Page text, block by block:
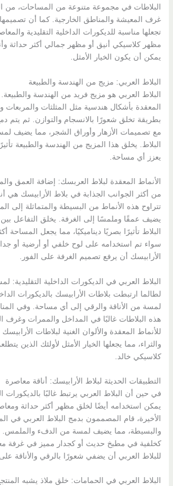
البلاطات في مجموعة متنوعة من المساحات، من
غرف المعيشة والمناطق الخارجية. كما أن تصميمها
تجعلها مناسبة للديكورات الداخلية التقليدية
مظهر كلاسيكي أنيق أو مظهر جمالي أكثر حداثة
يمكن أن يكون الخيار الأمثل.
البلاط العربي: مزيج من الهندسة والطبيعة
البلاط العربي هو مزيج فريد من الهندسة والطبيعة.
المعقدة بأشكال هندسية مثل المثلثات
بطريقة تخلق شعورًا بالانسجام والتوازن. ثم يتم
مع تصميمات الأزهار وأوراق الشجر، مما يضيف
البلاط. يخلق هذا المزيج من الهندسة والطبيعة
يعزز أي مساحة.
الأنماط المعقدة لبلاط العربسك: إضافة العمق
من أكثر الجوانب الجذابة في بلاط الأرابيسك هي
تتراوح هذه الأنماط من البسيطة والمتماثلة إلى
يضيف عمقًا وملمسًا إلى الغرفة. يخلق التفاعل
البلاط تأثيرًا بصريًا ديناميكيًا، مما يجعل المساحة
سواء تم استخدامه على لوح خلفي أو أرضية أو
الأرابيسك أن يرفع تصميم الغرفة على الفور.
البلاط العربي في الديكورات الداخلية التقليدية:
لطالما ارتبطت بلاطات الأرابيسك بالديكورات
لمسة من الأناقة والرقي إلى أي مساحة. وفي
هذه البلاطات غالبًا في المداخل والممرات وغرف
للأنماط المعقدة والألوان الغنية لبلاطات
والثراء، مما يجعلها الخيار الأمثل لأولئك الذين
كلاسيكي خالد.
التطبيقات الحديثة لبلاط الأرابيسك: أناقة معاصرة
في حين أن البلاط العربي يرتبط غالبًا بالديكورات
يمكن استخدامه أيضًا لخلق مظهر أكثر حداثة
الأخيرة، قام المصممون بدمج البلاط العربي في
والبسيطة، مما يضيف لمسة من الدفء والملمس.
كخلفية في مطبخ حديث أو كجدار مميز في غرفة
للبلاط العربي أن يضفي شعورًا بالرقي والأناقة
البلاط العربي في الحمامات: خلق ملاذ يشبه